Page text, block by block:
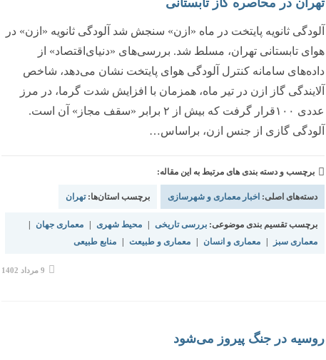
تهران در محاصره گاز تابستانی
آلودگی ثانویه پایتخت در ماه «ازن» سنجش شد آلودگی ثانویه «ازن» در
هوای تابستانی تهران، مسلط شد. بررسی‌های «دنیای‌اقتصاد» از
داده‌های سامانه کنترل آلودگی هوای پایتخت نشان می‌دهد، شاخص
آلایندگی گاز ازن در تیر ماه، همزمان با افزایش شدت گرما، در مرز
عددی ۱۰۰قرار گرفت که بیش از ۲ برابر «سقف مجاز» آن است.
آلودگی گازی از جنس ازن، براساس…
برچسب و دسته بندی های مرتبط به این مقاله:
دسته‌های اصلی: اخبار معماری و شهرسازی برچسب استان‌ها:تهران
برچسب تقسیم بندی موضوعی: بررسی تاریخی محیط شهری معماری جهان
معماری سبز
معماری و انسان معماری و طبیعت منابع طبیعی
نوشته
منتشر
9 مرداد 1402
روسیه در جنگ پیروز می‌شود